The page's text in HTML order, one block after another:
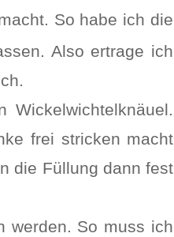
So habe ich die
Also ertrage ich
frei stricken macht
die Füllung dann fest
werden. So muss ich